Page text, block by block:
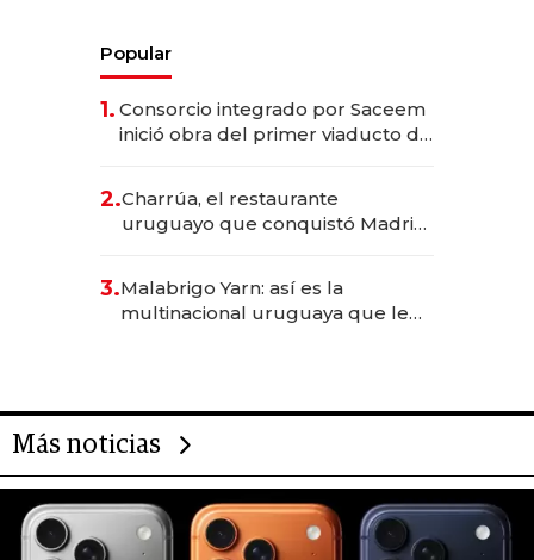
Popular
1. Consorcio integrado por Saceem
inició obra del primer viaducto de
millones
2.Charrúa, el restaurante
uruguayo que conquistó Madrid:
anticipación y prepara apertura
3.Malabrigo Yarn: así es la
multinacional uruguaya que le
Más noticias